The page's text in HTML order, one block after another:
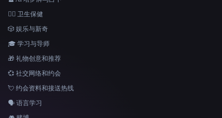
👩‍⚕️ 卫生保健
🎲 娱乐与新奇
🎓 学习与导师
🎁 礼物创意和推荐
💞 社交网络和约会
💘 约会资料和接送热线
🗣️ 语言学习